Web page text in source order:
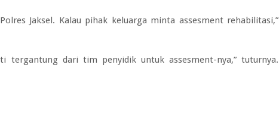
Jaksel. Kalau pihak keluarga minta assesment rehabilitasi,”
tergantung dari tim penyidik untuk assesment-nya,” tuturnya.